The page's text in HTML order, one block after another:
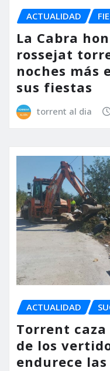
ACTUALIDAD
La Cabra
rossejat
noches más
sus fiestas
torrent al dia
ACTUALIDAD
Torrent caza
de los
endurece